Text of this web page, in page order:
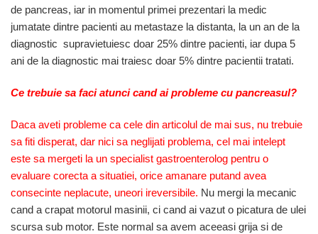
de pancreas, iar in momentul primei prezentari la medic
jumatate dintre pacienti au metastaze la distanta, la un an de la
diagnostic supravietuiesc doar 25% dintre pacienti, iar dupa 5
ani de la diagnostic mai traiesc doar 5% dintre pacientii tratati.
Ce trebuie sa faci atunci cand ai probleme cu pancreasul?
Daca aveti probleme ca cele din articolul de mai sus, nu trebuie
sa fiti disperat, dar nici sa neglijati problema, cel mai intelept
este sa mergeti la un specialist gastroenterolog pentru o
evaluare corecta a situatiei, orice amanare putand avea
consecinte neplacute, uneori ireversibile. Nu mergi la mecanic
cand a crapat motorul masinii, ci cand ai vazut o picatura de ulei
scursa sub motor. Este normal sa avem aceeasi grija si de